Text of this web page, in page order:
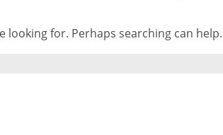
looking for. Perhaps searching can help.